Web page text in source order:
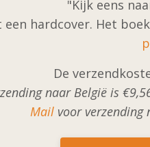
"Kijk eens
een hardcover. Het
De
naar België is
Mail voor verzending